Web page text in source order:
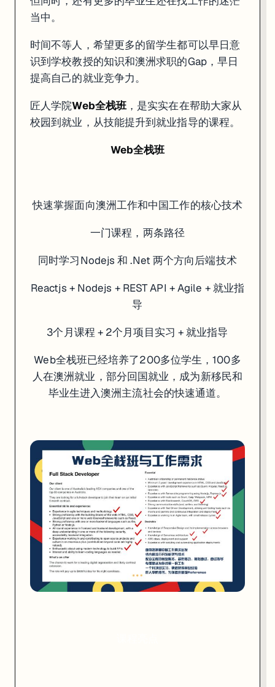
所有学员一次报名，均可以参加所有澳洲城市的Web全栈班课程
提供全程的课程recording，方便学生课后或者没有上课的同学观
课程包含3个projects，其中第三个projects为Agile team work
不仅仅适用澳洲求职找工作，也适用中国求职找工作
所有全栈课程同时配有模拟面试，简历修改和面试指导等服务
我们的大咖导师团队
每一个城市的每个班，会配有
Web导师，
Agile/Git导师
前端React导师
当中。
时间不等人，希望更多的留学生都可以早日意
识到学校教授的知识和澳洲求职的Gap，早日
提高自己的就业竞争力。
匠人学院Web全栈班，是实实在在帮助大家从
校园到就业，从技能提升到就业指导的课程。
Web全栈班
快速掌握面向澳洲工作和中国工作的核心技术
一门课程，两条路径
同时学习Nodejs 和 .Net 两个方向后端技术
Reactjs + Nodejs + REST API + Agile + 就业指
导
3个月课程 + 2个月项目实习 + 就业指导
Web全栈班已经培养了200多位学生，100多
人在澳洲就业，部分回国就业，成为新移民和
毕业生进入澳洲主流社会的快速通道。